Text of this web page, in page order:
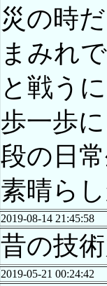
災の時
まみれ
と戦う
歩一歩
段の日
素晴ら
2019-08-14 21:45:58
昔の技
2019-05-21 00:24:42